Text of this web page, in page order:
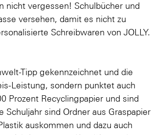
nicht vergessen! Schulbücher und
versehen, damit es nicht zu
Schreibwaren von JOLLY.
Tipp gekennzeichnet und die
Leistung, sondern punktet auch
Prozent Recyclingpapier und sind
sind Ordner aus Graspapier
auskommen und dazu auch